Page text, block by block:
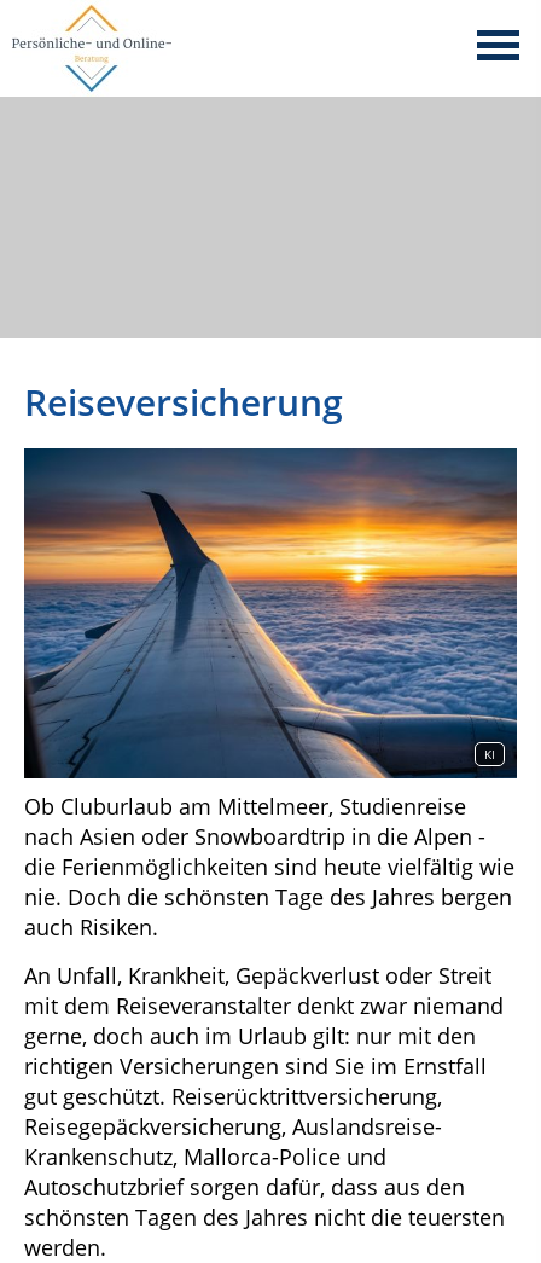
Reiseversicherung
KI
Ob Cluburlaub am Mittelmeer, Studienreise
nach Asien oder Snowboardtrip in die Alpen -
die Ferienmöglichkeiten sind heute vielfältig wie
nie. Doch die schönsten Tage des Jahres bergen
auch Risiken.
An Unfall, Krankheit, Gepäckverlust oder Streit
mit dem Reiseveranstalter denkt zwar niemand
gerne, doch auch im Urlaub gilt: nur mit den
richtigen Versicherungen sind Sie im Ernstfall
gut geschützt. Reiserücktrittversicherung,
Reisegepäckversicherung, Auslandsreise-
Krankenschutz, Mallorca-Police und
Autoschutzbrief sorgen dafür, dass aus den
schönsten Tagen des Jahres nicht die teuersten
werden.